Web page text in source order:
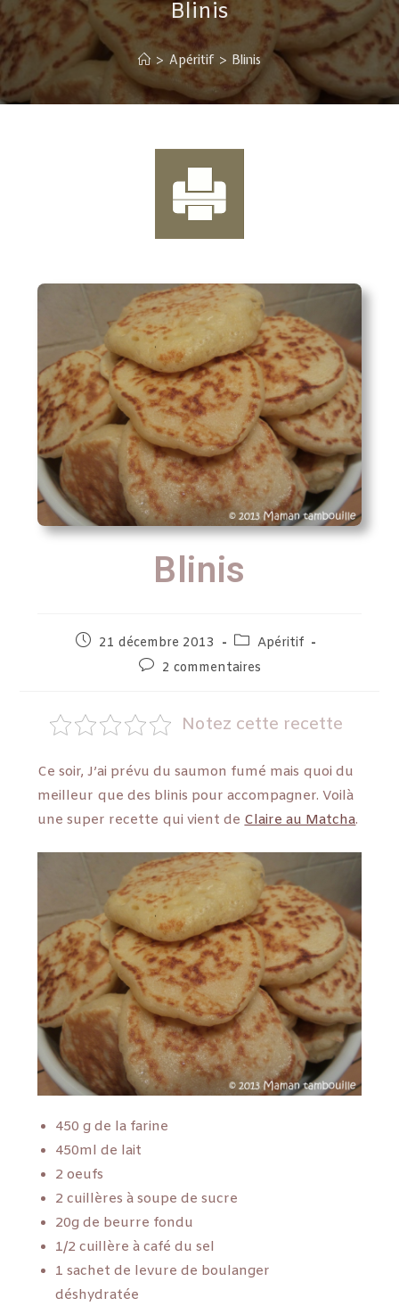
Blinis
> Apéritif > Blinis
Blinis
21 décembre 2013
Apéritif
2 commentaires
Notez cette recette
Ce soir, J’ai prévu du saumon fumé mais quoi du
meilleur que des blinis pour accompagner. Voilà
une super recette qui vient de Claire au Matcha.
450 g de la farine
450ml de lait
2 oeufs
2 cuillères à soupe de sucre
20g de beurre fondu
1/2 cuillère à café du sel
1 sachet de levure de boulanger
déshydratée